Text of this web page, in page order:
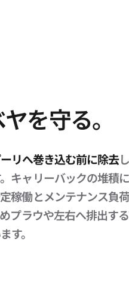
を守る。
リへ巻き込む前に除去
キャリーバックの堆積
稼働とメンテナンス負
プラウや左右へ排出す
す。